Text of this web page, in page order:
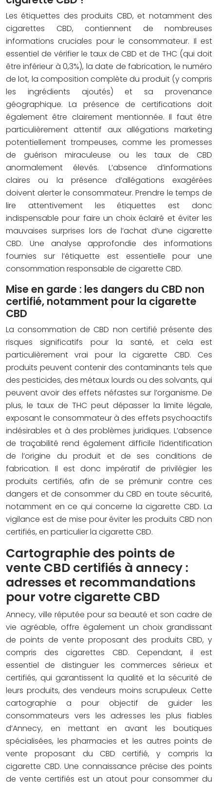
Les étiquettes des produits CBD, et notamment des
cigarettes CBD, contiennent de nombreuses
informations cruciales pour le consommateur. Il est
essentiel de vérifier le taux de CBD et de THC (qui doit
être inférieur à 0,3%), la date de fabrication, le numéro
de lot, la composition complète du produit (y compris
les ingrédients ajoutés) et sa provenance
géographique. La présence de certifications doit
également être clairement mentionnée. Il faut être
particulièrement attentif aux allégations marketing
potentiellement trompeuses, comme les promesses
de guérison miraculeuse ou les taux de CBD
anormalement élevés. L’absence d’informations
claires ou la présence d’allégations exagérées
doivent alerter le consommateur. Prendre le temps de
lire attentivement les étiquettes est donc
indispensable pour faire un choix éclairé et éviter les
mauvaises surprises lors de l’achat d’une cigarette
CBD. Une analyse approfondie des informations
fournies sur l’étiquette est essentielle pour une
consommation responsable de cigarette CBD.
Mise en garde : les dangers du CBD non
certifié, notamment pour la cigarette
CBD
La consommation de CBD non certifié présente des
risques significatifs pour la santé, et cela est
particulièrement vrai pour la cigarette CBD. Ces
produits peuvent contenir des contaminants tels que
des pesticides, des métaux lourds ou des solvants, qui
peuvent avoir des effets néfastes sur l’organisme. De
plus, le taux de THC peut dépasser la limite légale,
exposant le consommateur à des effets psychoactifs
indésirables et à des problèmes juridiques. L’absence
de traçabilité rend également difficile l’identification
de l’origine du produit et de ses conditions de
fabrication. Il est donc impératif de privilégier les
produits certifiés, afin de se prémunir contre ces
dangers et de consommer du CBD en toute sécurité,
notamment en ce qui concerne la cigarette CBD. La
vigilance est de mise pour éviter les produits CBD non
certifiés, en particulier la cigarette CBD.
Cartographie des points de
vente CBD certifiés à annecy :
adresses et recommandations
pour votre cigarette CBD
Annecy, ville réputée pour sa beauté et son cadre de
vie agréable, offre également un choix grandissant
de points de vente proposant des produits CBD, y
compris des cigarettes CBD. Cependant, il est
essentiel de distinguer les commerces sérieux et
certifiés, qui garantissent la qualité et la sécurité de
leurs produits, des vendeurs moins scrupuleux. Cette
cartographie a pour objectif de guider les
consommateurs vers les adresses les plus fiables
d’Annecy, en mettant en avant les boutiques
spécialisées, les pharmacies et les autres points de
vente proposant du CBD certifié, y compris la
cigarette CBD. Une connaissance précise des points
de vente certifiés est un atout pour consommer du